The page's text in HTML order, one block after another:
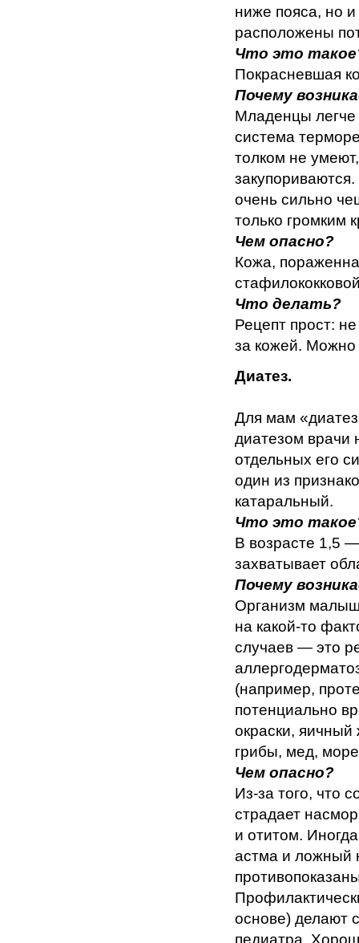
ниже пояса, но
расположены
Что это
Покрасневшая
Почему
Младенцы легче
система
толком не
очень сильно
только громким
Чем опасно?
Кожа,
Что делать?
Рецепт прост:
за кожей. Можно
Диатез.
Для мам
диатезом врачи
отдельных его
один из
катаральный.
Что это
В возрасте 1,5
захватывает
Почему
Организм
на какой-то
случаев — это
(например,
потенциально
окраски,
грибы, мед,
Чем опасно?
Из-за того, что
страдает
и отитом.
астма и ложный
основе) делают
педиатра.